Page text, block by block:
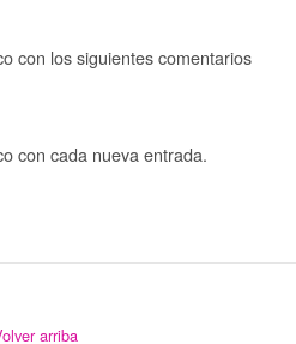
con los siguientes comentarios
con cada nueva entrada.
arriba